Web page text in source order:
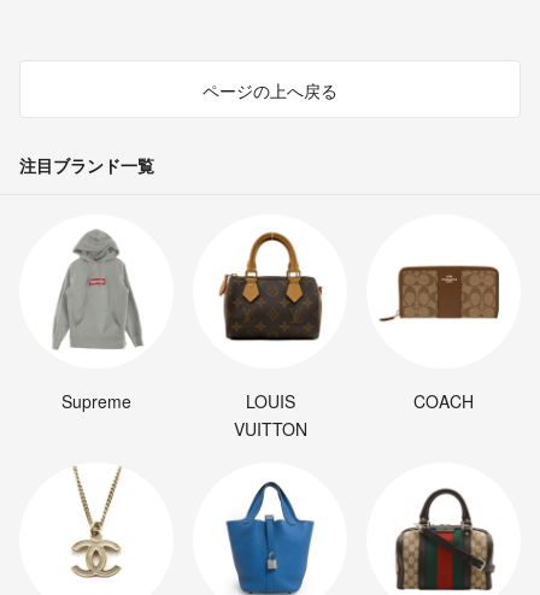
ページの上へ戻る
注目ブランド一覧
Supreme
LOUIS
VUITTON
COACH